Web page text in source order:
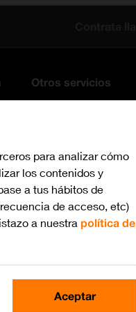
Otros servicios
para analizar cómo
los contenidos y
a tus hábitos de
de acceso, etc)
a nuestra política de
Aceptar